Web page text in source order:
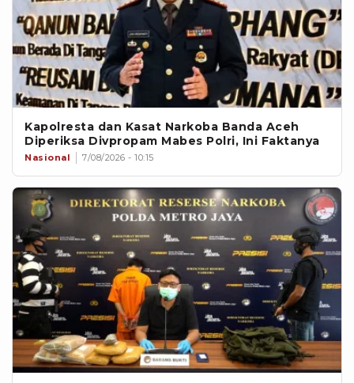
Kapolresta dan Kasat Narkoba Banda Aceh
Diperiksa Divpropam Mabes Polri, Ini Faktanya
Nasional 7/08/2026 - 10:15